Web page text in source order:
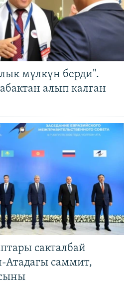
мүлкүн берди".
алып калган
сакталбай
Атадагы саммит,